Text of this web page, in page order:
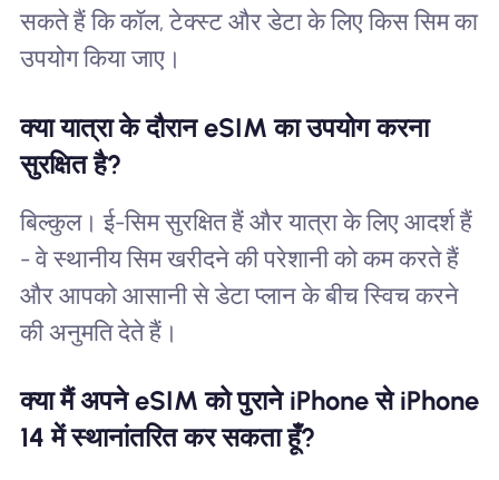
सकते हैं कि कॉल, टेक्स्ट और डेटा के लिए किस सिम का
उपयोग किया जाए।
क्या यात्रा के दौरान eSIM का उपयोग करना
सुरक्षित है?
बिल्कुल। ई-सिम सुरक्षित हैं और यात्रा के लिए आदर्श हैं
- वे स्थानीय सिम खरीदने की परेशानी को कम करते हैं
और आपको आसानी से डेटा प्लान के बीच स्विच करने
की अनुमति देते हैं।
क्या मैं अपने eSIM को पुराने iPhone से iPhone
14 में स्थानांतरित कर सकता हूँ?